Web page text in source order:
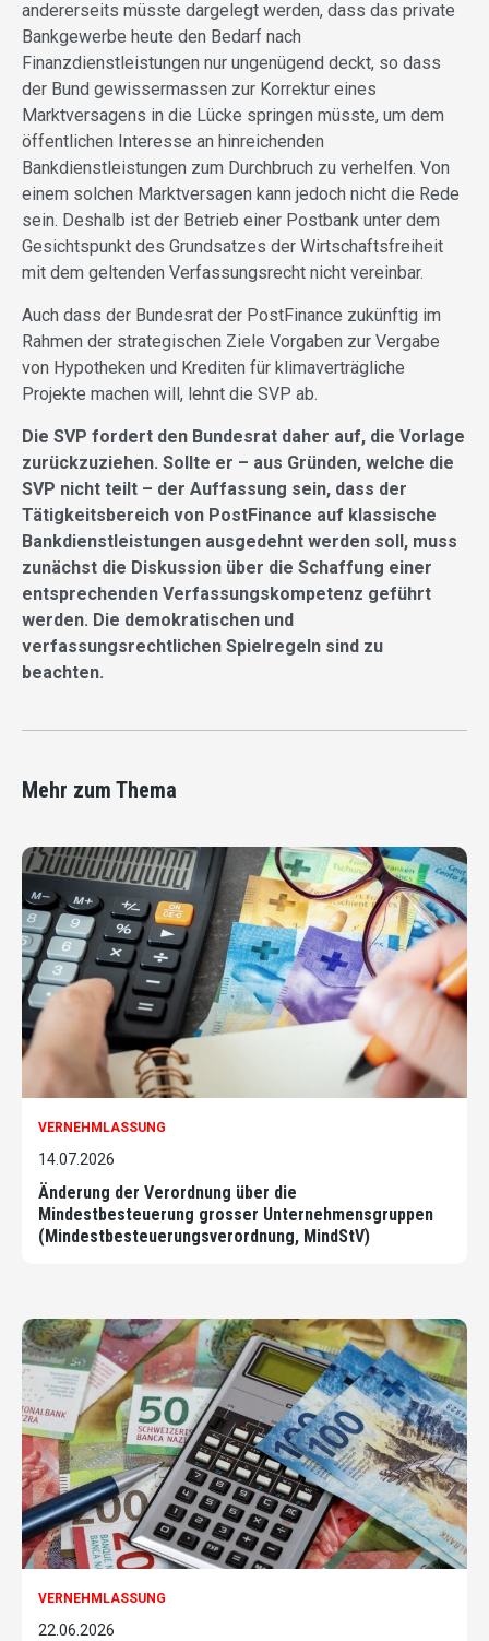
andererseits müsste dargelegt werden, dass das private
Bankgewerbe heute den Bedarf nach
Finanzdienstleistungen nur ungenügend deckt, so dass
der Bund gewissermassen zur Korrektur eines
Marktversagens in die Lücke springen müsste, um dem
öffentlichen Interesse an hinreichenden
Bankdienstleistungen zum Durchbruch zu verhelfen. Von
einem solchen Marktversagen kann jedoch nicht die Rede
sein. Deshalb ist der Betrieb einer Postbank unter dem
Gesichtspunkt des Grundsatzes der Wirtschaftsfreiheit
mit dem geltenden Verfassungsrecht nicht vereinbar.
Auch dass der Bundesrat der PostFinance zukünftig im
Rahmen der strategischen Ziele Vorgaben zur Vergabe
von Hypotheken und Krediten für klimaverträgliche
Projekte machen will, lehnt die SVP ab.
Die SVP fordert den Bundesrat daher auf, die Vorlage
zurückzuziehen. Sollte er – aus Gründen, welche die
SVP nicht teilt – der Auffassung sein, dass der
Tätigkeitsbereich von PostFinance auf klassische
Bankdienstleistungen ausgedehnt werden soll, muss
zunächst die Diskussion über die Schaffung einer
entsprechenden Verfassungskompetenz geführt
werden. Die demokratischen und
verfassungsrechtlichen Spielregeln sind zu
beachten.
Mehr zum Thema
VERNEHMLASSUNG
14.07.2026
Änderung der Verordnung über die
Mindestbesteuerung grosser Unternehmensgruppen
(Mindestbesteuerungsverordnung, MindStV)
VERNEHMLASSUNG
22.06.2026